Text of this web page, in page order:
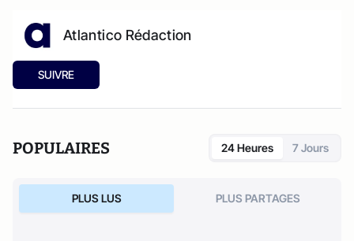
Atlantico Rédaction
SUIVRE
POPULAIRES 24 Heures 7 Jours
PLUS LUS PLUS PARTAGES